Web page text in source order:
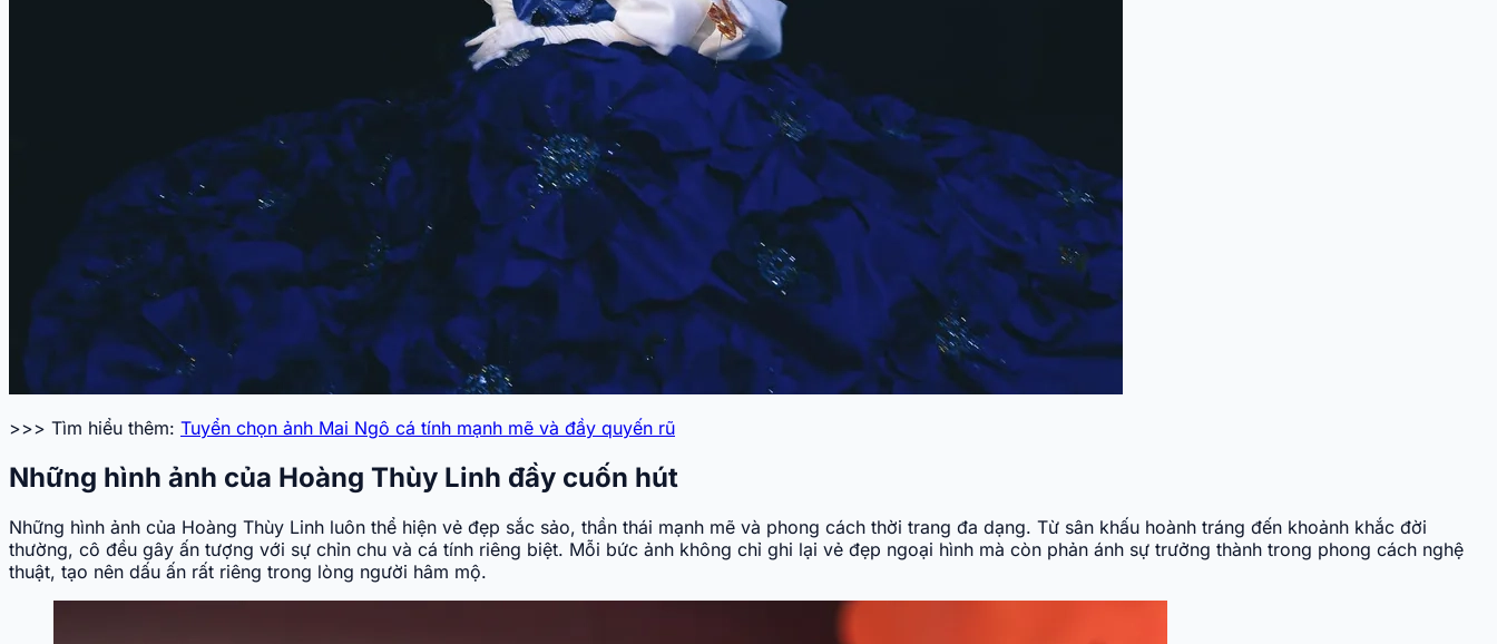
>>> Tìm hiểu thêm: Tuyển chọn ảnh Mai Ngô cá tính mạnh mẽ và đầy quyến rũ
Những hình ảnh của Hoàng Thùy Linh đầy cuốn hút
Những hình ảnh của Hoàng Thùy Linh luôn thể hiện vẻ đẹp sắc sảo, thần thái mạnh mẽ và phong cách thời trang đa dạng. Từ sân khấu hoành tráng đến khoảnh khắc đời
thường, cô đều gây ấn tượng với sự chỉn chu và cá tính riêng biệt. Mỗi bức ảnh không chỉ ghi lại vẻ đẹp ngoại hình mà còn phản ánh sự trưởng thành trong phong cách nghệ
thuật, tạo nên dấu ấn rất riêng trong lòng người hâm mộ.